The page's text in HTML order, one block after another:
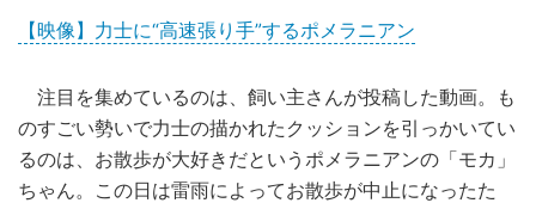
【映像】力士に“高速張り手”するポメラニアン
注目を集めているのは、飼い主さんが投稿した動画。も
のすごい勢いで力士の描かれたクッションを引っかいてい
るのは、お散歩が大好きだというポメラニアンの「モカ」
ちゃん。この日は雷雨によってお散歩が中止になったた